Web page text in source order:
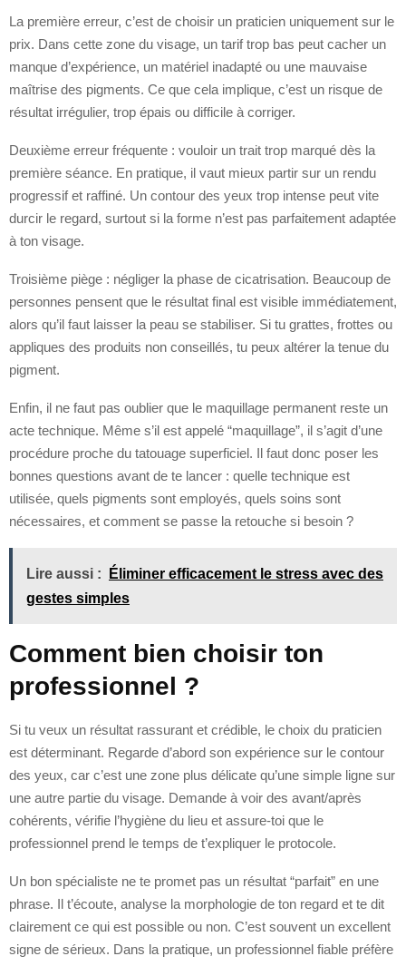
La première erreur, c’est de choisir un praticien uniquement sur le
prix. Dans cette zone du visage, un tarif trop bas peut cacher un
manque d’expérience, un matériel inadapté ou une mauvaise
maîtrise des pigments. Ce que cela implique, c’est un risque de
résultat irrégulier, trop épais ou difficile à corriger.
Deuxième erreur fréquente : vouloir un trait trop marqué dès la
première séance. En pratique, il vaut mieux partir sur un rendu
progressif et raffiné. Un contour des yeux trop intense peut vite
durcir le regard, surtout si la forme n’est pas parfaitement adaptée
à ton visage.
Troisième piège : négliger la phase de cicatrisation. Beaucoup de
personnes pensent que le résultat final est visible immédiatement,
alors qu’il faut laisser la peau se stabiliser. Si tu grattes, frottes ou
appliques des produits non conseillés, tu peux altérer la tenue du
pigment.
Enfin, il ne faut pas oublier que le maquillage permanent reste un
acte technique. Même s’il est appelé “maquillage”, il s’agit d’une
procédure proche du tatouage superficiel. Il faut donc poser les
bonnes questions avant de te lancer : quelle technique est
utilisée, quels pigments sont employés, quels soins sont
nécessaires, et comment se passe la retouche si besoin ?
Lire aussi :
Éliminer efficacement le stress avec des
gestes simples
Comment bien choisir ton
professionnel ?
Si tu veux un résultat rassurant et crédible, le choix du praticien
est déterminant. Regarde d’abord son expérience sur le contour
des yeux, car c’est une zone plus délicate qu’une simple ligne sur
une autre partie du visage. Demande à voir des avant/après
cohérents, vérifie l’hygiène du lieu et assure-toi que le
professionnel prend le temps de t’expliquer le protocole.
Un bon spécialiste ne te promet pas un résultat “parfait” en une
phrase. Il t’écoute, analyse la morphologie de ton regard et te dit
clairement ce qui est possible ou non. C’est souvent un excellent
signe de sérieux. Dans la pratique, un professionnel fiable préfère